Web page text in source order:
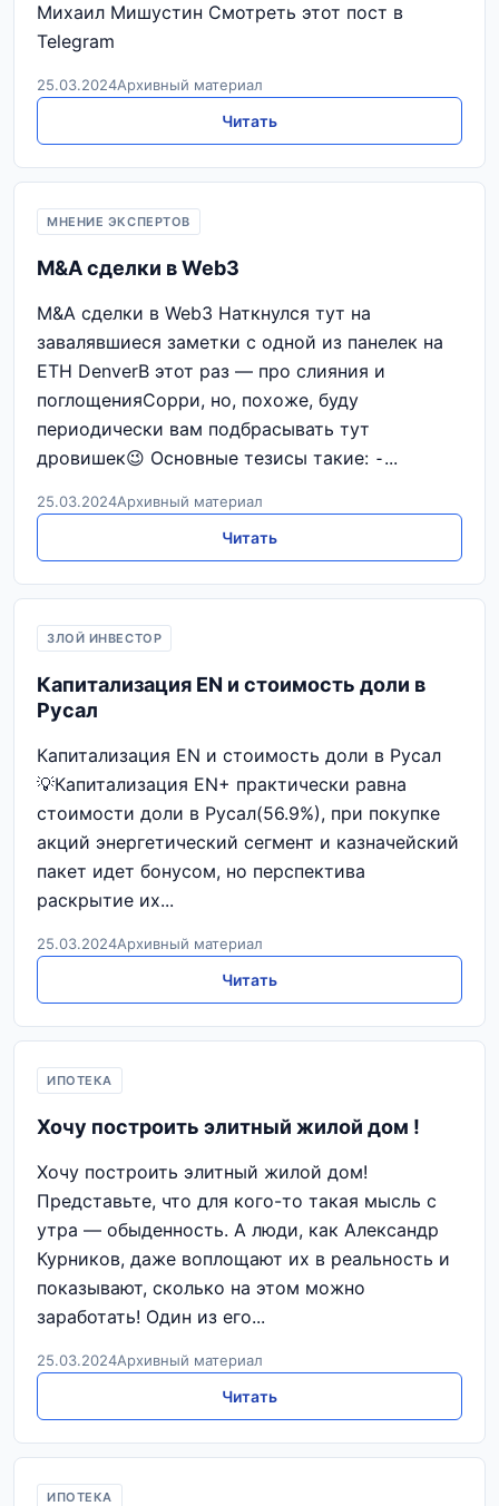
Михаил Мишустин Смотреть этот пост в
Telegram
25.03.2024Архивный материал
Читать
МНЕНИЕ ЭКСПЕРТОВ
M&A сделки в Web3
M&A сделки в Web3 Наткнулся тут на
завалявшиеся заметки с одной из панелек на
ETH DenverВ этот раз — про слияния и
поглощенияСорри, но, похоже, буду
периодически вам подбрасывать тут
дровишек😉 Основные тезисы такие: ⁃...
25.03.2024Архивный материал
Читать
ЗЛОЙ ИНВЕСТОР
Капитализация EN и стоимость доли в
Русал
Капитализация EN и стоимость доли в Русал
💡Капитализация EN+ практически равна
стоимости доли в Русал(56.9%), при покупке
акций энергетический сегмент и казначейский
пакет идет бонусом, но перспектива
раскрытие их...
25.03.2024Архивный материал
Читать
ИПОТЕКА
Хочу построить элитный жилой дом !
Хочу построить элитный жилой дом!
Представьте, что для кого-то такая мысль с
утра — обыденность. А люди, как Александр
Курников, даже воплощают их в реальность и
показывают, сколько на этом можно
заработать! Один из его...
25.03.2024Архивный материал
Читать
ИПОТЕКА